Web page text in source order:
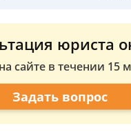
юриста
сайте в течении 15
Задать вопрос